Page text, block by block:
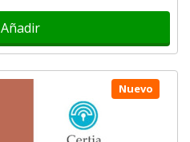
Añadir
Nuevo